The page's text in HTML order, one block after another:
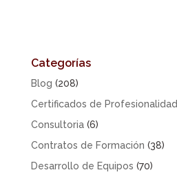
Categorías
Blog (208)
Certificados de Profesionalidad
Consultoria(6)
Contratos de Formación (38)
Desarrollo de Equipos (70)